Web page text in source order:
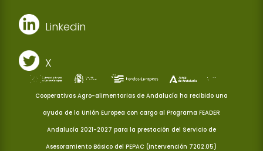
Linkedin
X
Cooperativas Agro-alimentarias de Andalucía ha recibido una
ayuda de la Unión Europea con cargo al Programa FEADER
Andalucía 2021-2027 para la prestación del Servicio de
Asesoramiento Básico del PEPAC (Intervención 7202.05)